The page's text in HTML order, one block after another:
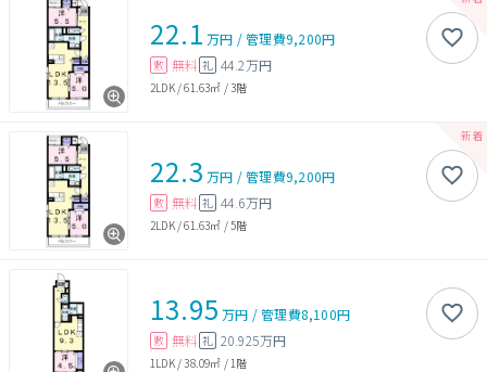
22.1 万円 /管理費9,200円
敷 無料 礼 44.2万円
2LDK/61.63㎡ /3階
22.3 万円 /管理費9,200円
敷 無料 礼 44.6万円
2LDK/61.63㎡ /5階
13.95 万円 /管理費8,100円
敷 無料 礼 20.925万円
1LDK/38.09㎡ / 1階